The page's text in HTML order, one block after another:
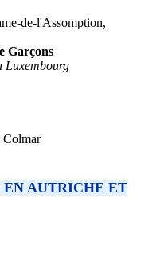
de-l'Assomption,
Garçons
Luxembourg
Colmar
EN AUTRICHE ET